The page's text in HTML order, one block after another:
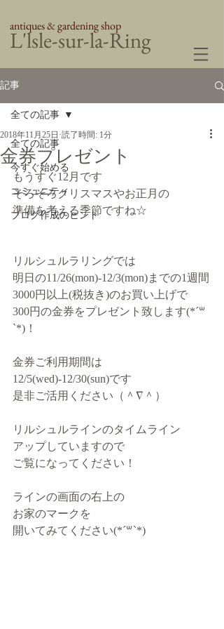
​L'lsle-sur-la-Ring
antiques & gardening shop
記事
全ての記事
今すぐ始める
コミュニティ
ブログ作成のヒント
全ての記事
金券プレゼント
2018年11月25日 読了時間: 1分
もうすぐ12月です
そろそろクリスマスやお正月の
準備を考える季節ですね☆
リルシュルラリングでは
明日の11/26(mon)-12/3(mon)までの1週間
3000円以上(税抜き)のお買い上げで
300円の金券をプレゼント致します(*´꒳
`*)！
金券ご利用期間は
12/5(wed)-12/30(sun)です
是非ご活用ください（＾∇＾）
リルシュルラインのタイムライン
アップしていますので
ご覧になってください！
ラインの画面の右上の
お家のマークを
開いてみてください(*´꒳`*)